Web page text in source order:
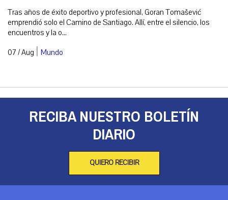
Tras años de éxito deportivo y profesional, Goran Tomašević
emprendió solo el Camino de Santiago. Allí, entre el silencio, los
encuentros y la o...
07 / Aug | Mundo
RECIBA NUESTRO BOLETÍN
DIARIO
QUIERO RECIBIR